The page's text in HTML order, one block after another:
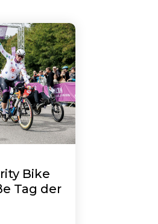
Bike
Tag der